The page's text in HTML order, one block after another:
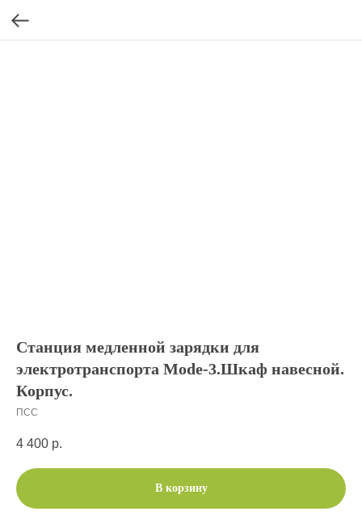
Станция медленной зарядки для
электротранспорта Mode-3.Шкаф навесной.
Корпус.
ПСС
4 400 р.
В корзину